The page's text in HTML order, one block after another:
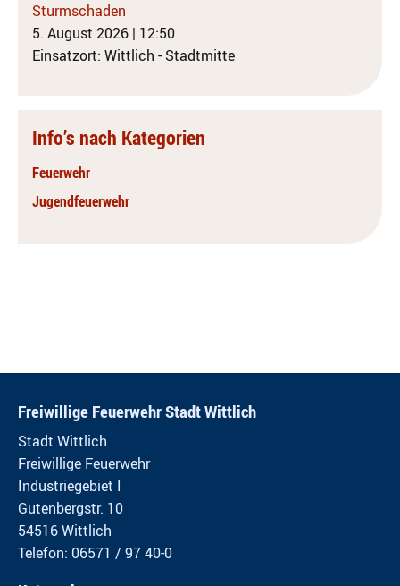
Sturmschaden
5. August 2026 | 12:50
Einsatzort: Wittlich - Stadtmitte
Info’s nach Kategorien
Feuerwehr
Jugendfeuerwehr
Freiwillige Feuerwehr Stadt Wittlich
Stadt Wittlich
Freiwillige Feuerwehr
Industriegebiet I
Gutenbergstr. 10
54516 Wittlich
Telefon: 06571 / 97 40-0